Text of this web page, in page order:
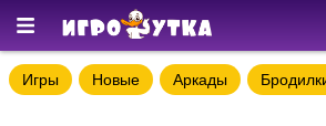
Игры Новые Аркады